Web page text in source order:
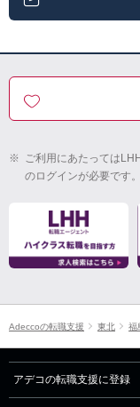
※ ご利用にあたっては
のログインが必要です。
Adeccoの転職支援 東北 福
アデコの転職支援に登録